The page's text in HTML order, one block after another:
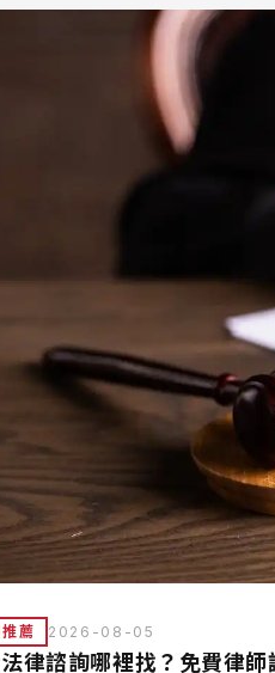
薦 2026-08-05
律諮詢哪裡找？免費律師